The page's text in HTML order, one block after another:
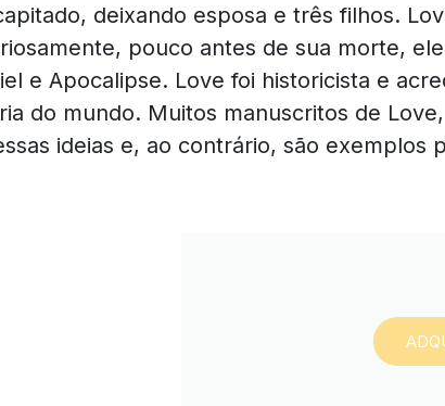
deixando esposa e três filhos.
pouco antes de sua morte,
e Apocalipse. Love foi historicista e
do mundo. Muitos manuscritos de
ideias e, ao contrário, são exemplos